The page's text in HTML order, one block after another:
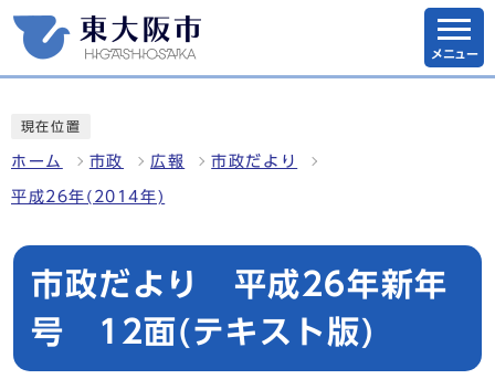
メニュー
現在位置
ホーム 市政 広報 市政だより
平成26年(2014年)
市政だより 平成26年新年
号 12面(テキスト版)